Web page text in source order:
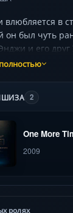
в
он был чуть
и его
2
One More
2009
ролях